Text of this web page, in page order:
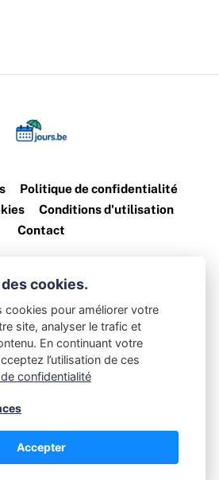
Politique de confidentialité
Conditions d'utilisation
Contact
— Tous droits réservés
à titre indicatif. jours.be décline
d’erreur ou d’évolution des données.
présents sur ce site sont la propriété
cookies.
cookies pour améliorer votre
site, analyser le trafic et
En continuant votre
l’utilisation de ces
confidentialité
Accepter